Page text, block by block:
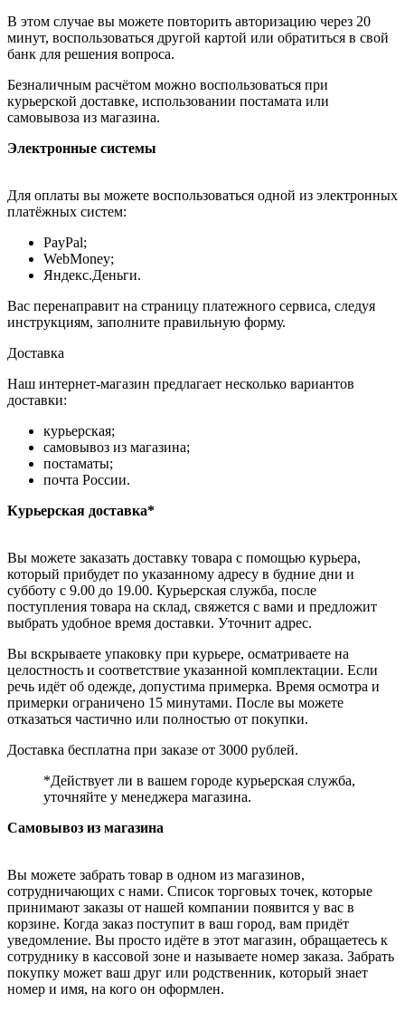
В этом случае вы можете повторить авторизацию через 20
минут, воспользоваться другой картой или обратиться в свой
банк для решения вопроса.
Безналичным расчётом можно воспользоваться при
курьерской доставке, использовании постамата или
самовывоза из магазина.
Электронные системы
Для оплаты вы можете воспользоваться одной из электронных
платёжных систем:
PayPal;
WebMoney;
Яндекс.Деньги.
Вас перенаправит на страницу платежного сервиса, следуя
инструкциям, заполните правильную форму.
Доставка
Наш интернет-магазин предлагает несколько вариантов
доставки:
курьерская;
самовывоз из магазина;
постаматы;
почта России.
Курьерская доставка*
Вы можете заказать доставку товара с помощью курьера,
который прибудет по указанному адресу в будние дни и
субботу с 9.00 до 19.00. Курьерская служба, после
поступления товара на склад, свяжется с вами и предложит
выбрать удобное время доставки. Уточнит адрес.
Вы вскрываете упаковку при курьере, осматриваете на
целостность и соответствие указанной комплектации. Если
речь идёт об одежде, допустима примерка. Время осмотра и
примерки ограничено 15 минутами. После вы можете
отказаться частично или полностью от покупки.
Доставка бесплатна при заказе от 3000 рублей.
*Действует ли в вашем городе курьерская служба,
уточняйте у менеджера магазина.
Самовывоз из магазина
Вы можете забрать товар в одном из магазинов,
сотрудничающих с нами. Список торговых точек, которые
принимают заказы от нашей компании появится у вас в
корзине. Когда заказ поступит в ваш город, вам придёт
уведомление. Вы просто идёте в этот магазин, обращаетесь к
сотруднику в кассовой зоне и называете номер заказа. Забрать
покупку может ваш друг или родственник, который знает
номер и имя, на кого он оформлен.